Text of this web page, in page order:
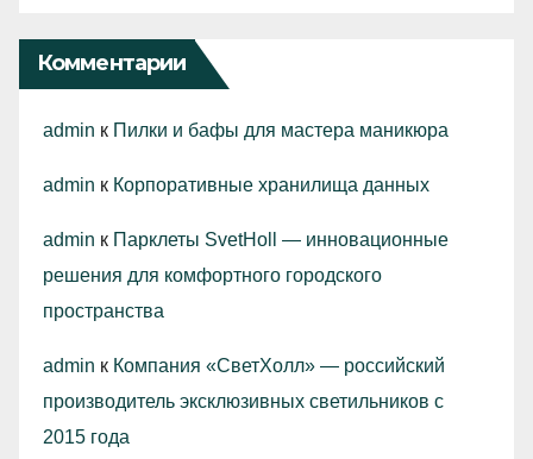
Комментарии
admin к Пилки и бафы для мастера маникюра
admin к Корпоративные хранилища данных
admin к Парклеты SvetHoll — инновационные
решения для комфортного городского
пространства
admin к Компания «СветХолл» — российский
производитель эксклюзивных светильников с
2015 года